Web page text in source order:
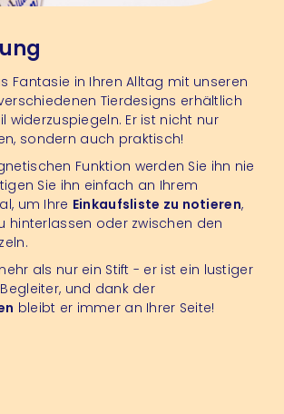
Fantasie in Ihren Alltag mit unseren
Tierdesigns erhältlich
widerzuspiegeln. Er ist nicht nur
sondern auch praktisch!
Funktion werden Sie ihn nie
Sie ihn einfach an Ihrem
um Ihre Einkaufsliste zu notieren,
hinterlassen oder zwischen den
als nur ein Stift - er ist ein lustiger
und dank der
bleibt er immer an Ihrer Seite!